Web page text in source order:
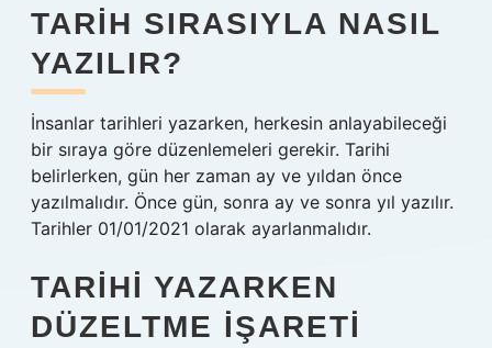
TARIH SIRASIYLA NASIL
YAZILIR?
İnsanlar tarihleri ​​yazarken, herkesin anlayabileceği
bir sıraya göre düzenlemeleri gerekir. Tarihi
belirlerken, gün her zaman ay ve yıldan önce
yazılmalıdır. Önce gün, sonra ay ve sonra yıl yazılır.
Tarihler 01/01/2021 olarak ayarlanmalıdır.
TARIHI YAZARKEN
DÜZELTME IŞARETI